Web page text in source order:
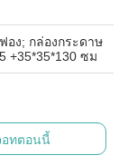
อง; กล่องกระดาษ
+35*35*130 ซม
อทตอนนี้